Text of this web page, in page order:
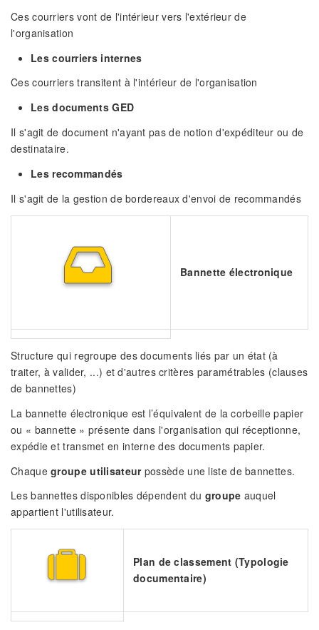
Ces courriers vont de l'intérieur vers l'extérieur de
l'organisation
Les courriers internes
Ces courriers transitent à l'intérieur de l'organisation
Les documents GED
Il s'agit de document n'ayant pas de notion d'expéditeur ou de
destinataire.
Les recommandés
Il s'agit de la gestion de bordereaux d'envoi de recommandés
Bannette électronique
Structure qui regroupe des documents liés par un état (à
traiter, à valider, ...) et d'autres critères paramétrables (clauses
de bannettes)
La bannette électronique est l’équivalent de la corbeille papier
ou « bannette » présente dans l'organisation qui réceptionne,
expédie et transmet en interne des documents papier.
Chaquegroupe utilisateurpossède une liste de bannettes.
Les bannettes disponibles dépendent du groupe auquel
appartient l'utilisateur.
Plan de classement (Typologie
documentaire)